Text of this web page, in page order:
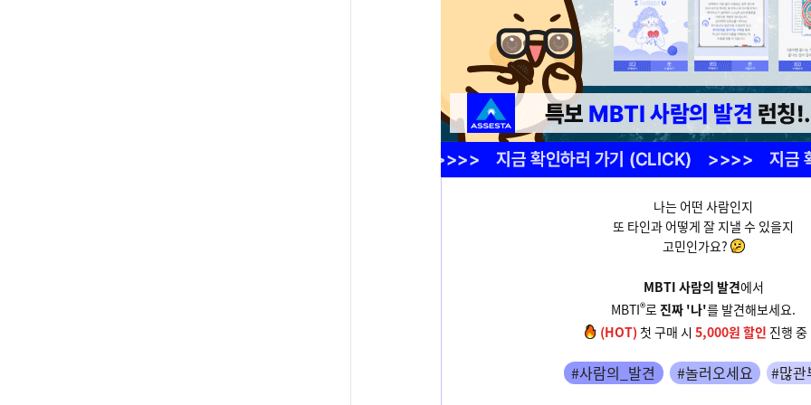
나는 어떤 사람인지
또 타인과 어떻게 잘 지낼 수 있을지
고민인가요?
MBTI 사람의 발견에서
MBTI®로진짜 '나'를 발견해보세요.
(HOT) 첫 구매 시 5,000원 할인 진행 중
#사람의_발견 #놀러오세요 #많